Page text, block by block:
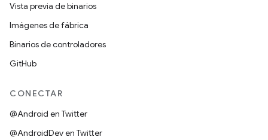
Vista previa de binarios
Imágenes de fábrica
Binarios de controladores
GitHub
CONECTAR
@Android en Twitter
@AndroidDev en Twitter